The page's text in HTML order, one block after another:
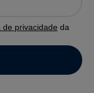
de privacidade da